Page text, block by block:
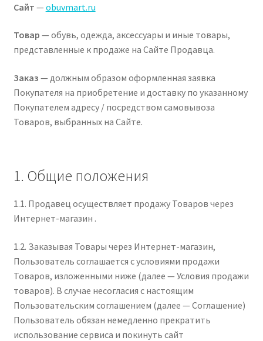
Сайт — obuvmart.ru
Товар — обувь, одежда, аксессуары и иные товары,
представленные к продаже на Сайте Продавца.
Заказ — должным образом оформленная заявка
Покупателя на приобретение и доставку по указанному
Покупателем адресу / посредством самовывоза
Товаров, выбранных на Сайте.
1. Общие положения
1.1. Продавец осуществляет продажу Товаров через
Интернет-магазин .
1.2. Заказывая Товары через Интернет-магазин,
Пользователь соглашается с условиями продажи
Товаров, изложенными ниже (далее — Условия продажи
товаров). В случае несогласия с настоящим
Пользовательским соглашением (далее — Соглашение)
Пользователь обязан немедленно прекратить
использование сервиса и покинуть сайт